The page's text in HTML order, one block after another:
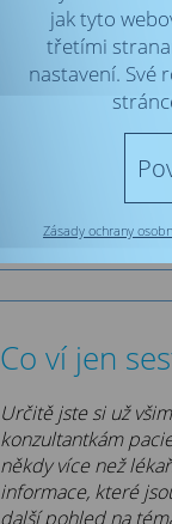
Co ví jen
Určitě jste si už
konzultantkám
někdy více než
informace, které
další pohled na
jak tyto
třetími
nastavení. Své
Zásady ochrany